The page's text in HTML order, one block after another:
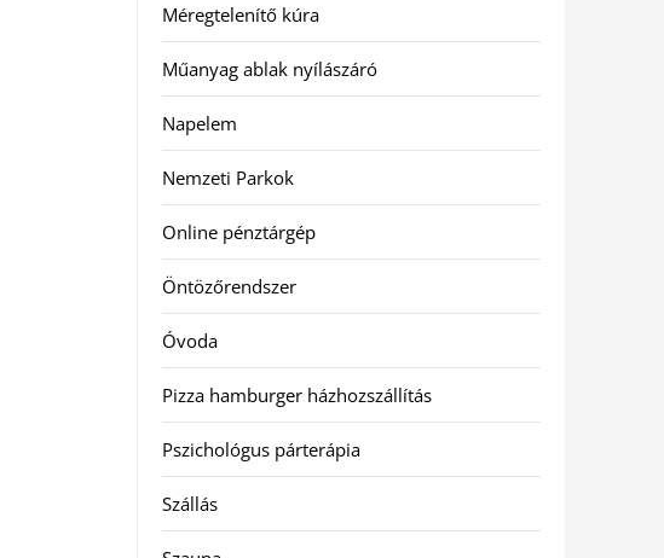
Méregtelenítő kúra
Műanyag ablak nyílászáró
Napelem
Nemzeti Parkok
Online pénztárgép
Öntözőrendszer
Óvoda
Pizza hamburger házhozszállítás
Pszichológus párterápia
Szállás